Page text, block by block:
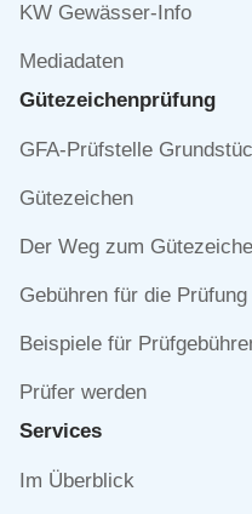
KW Gewässer-Info
Mediadaten
Gütezeichen­prüfung
Navigation
GFA-Prüfstelle
Gütezeichen
Der Weg zum
Gebühren für die Prüfung
Beispiele für
Prüfer werden
Services
Navigation
Im Überblick